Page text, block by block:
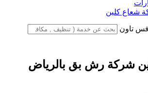
شعاع كلين
تاون
شركة رش بق بالرياض